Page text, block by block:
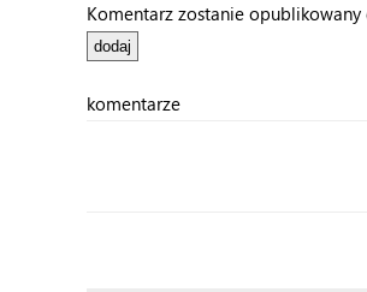
Komentarz zostanie
komentarze